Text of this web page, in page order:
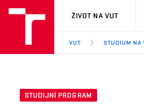
VUT
ŽIVOT NA VUT
VUT STUDIUM NA
STUDIJNÍ PROGRAM